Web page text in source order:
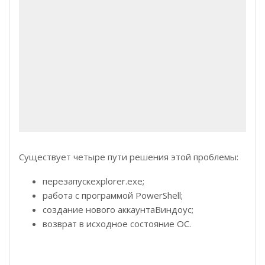
Существует четыре пути решения этой проблемы:
перезапускexplorer.exe;
работа с программой PowerShell;
создание нового аккаунтаВиндоус;
возврат в исходное состояние ОС.